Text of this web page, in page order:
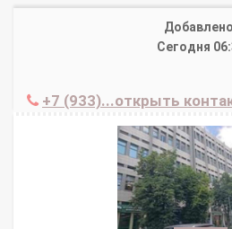
Сегодня
+7 (933)...открыть